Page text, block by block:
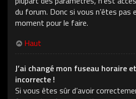
du forum. Donc si vous n’êtes pas
moment pour le faire.
Haut
J’ai changé mon fuseau horaire
incorrecte !
Si vous êtes sûr d’avoir